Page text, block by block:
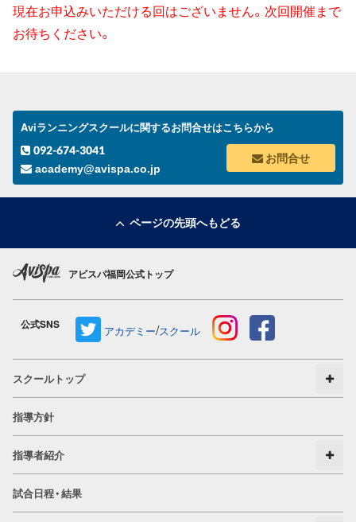
現在お申込みいただける回はございません。次回開催まで
お待ちください。
Aviランニングスクールに関するお問合せはこちらから
092-674-3041
academy@avispa.co.jp
お問合せ
ページの先頭へもどる
アビスパ福岡公式トップ
公式SNS アカデミー/スクール
スクールトップ
指導方針
指導者紹介
試合日程・結果